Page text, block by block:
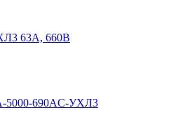
63А, 660В
5000-690AC-УХЛ3